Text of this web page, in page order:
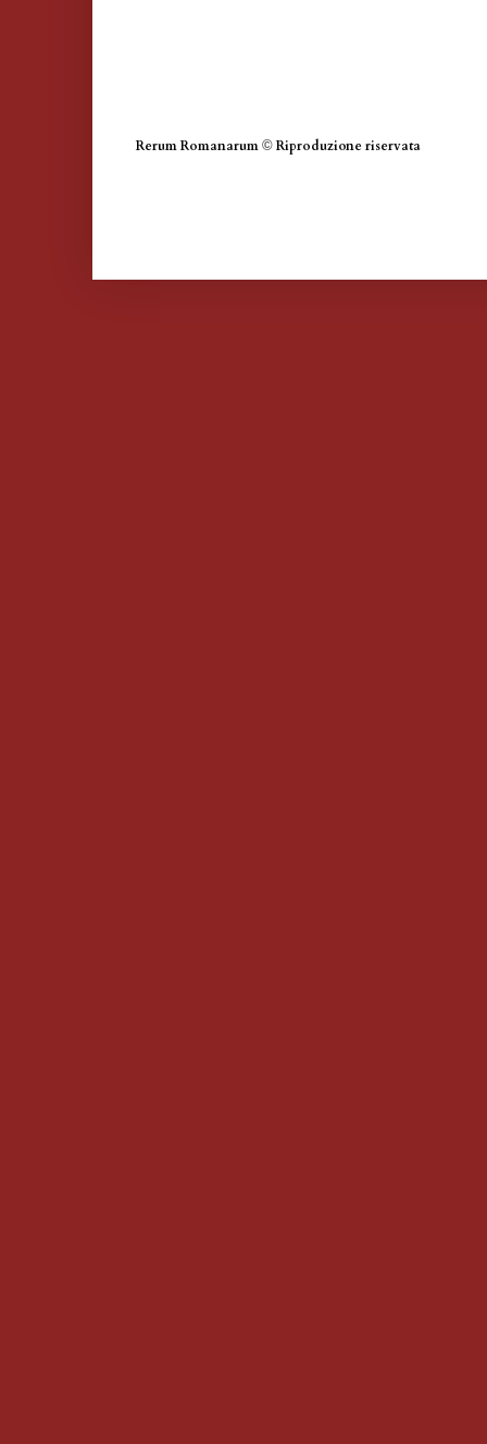
Rerum Romanarum © Riproduzione riservata